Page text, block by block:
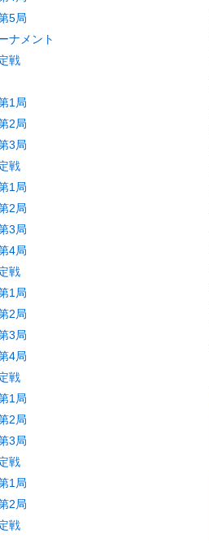
5局
ナメント
戦
1局
2局
3局
戦
1局
2局
3局
4局
戦
1局
2局
3局
4局
戦
1局
2局
3局
戦
1局
2局
戦